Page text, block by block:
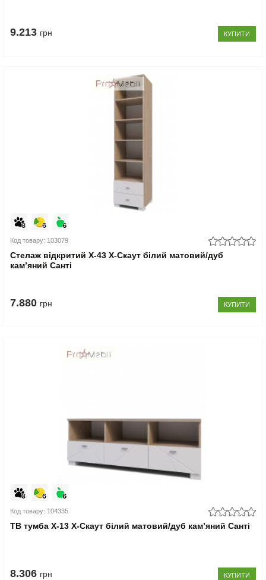
9.213 грн КУПИТИ
Код товару: 103079
Стелаж відкритий Х-43 X-Скаут білий матовий/дуб
кам’яний Санті
7.880 грн КУПИТИ
Код товару: 104335
ТВ тумба Х-13 X-Скаут білий матовий/дуб кам’яний Санті
8.306 грн КУПИТИ